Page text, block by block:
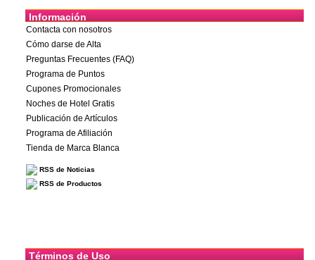
Información
Contacta con nosotros
Cómo darse de Alta
Preguntas Frecuentes (FAQ)
Programa de Puntos
Cupones Promocionales
Noches de Hotel Gratis
Publicación de Artículos
Programa de Afiliación
Tienda de Marca Blanca
RSS de Noticias
RSS de Productos
Términos de Uso